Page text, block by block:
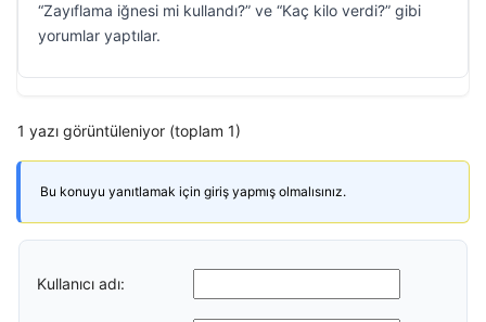
“Zayıflama iğnesi mi kullandı?” ve “Kaç kilo verdi?” gibi
yorumlar yaptılar.
1 yazı görüntüleniyor (toplam 1)
Bu konuyu yanıtlamak için giriş yapmış olmalısınız.
Kullanıcı adı: